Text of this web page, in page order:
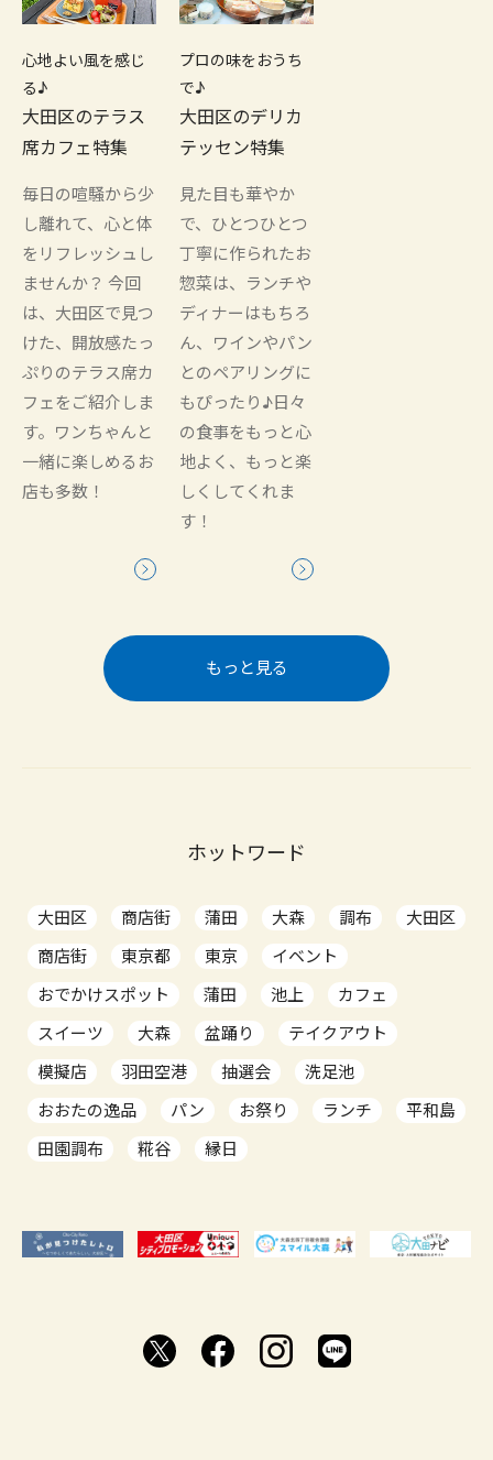
心地よい風を感じ
る♪
大田区のテラス
席カフェ特集
毎日の喧騒から少
し離れて、心と体
をリフレッシュし
ませんか？ 今回
は、大田区で見つ
けた、開放感たっ
ぷりのテラス席カ
フェをご紹介しま
す。ワンちゃんと
一緒に楽しめるお
店も多数！
プロの味をおうち
で♪
大田区のデリカ
テッセン特集
見た目も華やか
で、ひとつひとつ
丁寧に作られたお
惣菜は、ランチや
ディナーはもちろ
ん、ワインやパン
とのペアリングに
もぴったり♪日々
の食事をもっと心
地よく、もっと楽
しくしてくれま
す！
もっと見る
ホットワード
大田区 商店街 蒲田 大森 調布
大田区
商店街
東京都 東京
イベント
おでかけスポット
蒲田 池上
カフェ
スイーツ
大森 盆踊り
テイクアウト
模擬店
羽田空港 抽選会
洗足池
おおたの逸品
パン お祭り ランチ
平和島
田園調布
糀谷 縁日